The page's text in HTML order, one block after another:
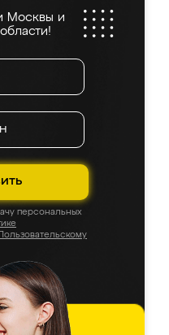
Москвы и
персональных